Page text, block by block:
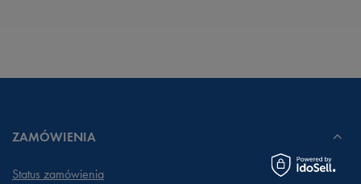
ZAMÓWIENIA
Status zamówienia